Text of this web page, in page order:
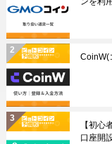
CoinW(
【初心
口座開